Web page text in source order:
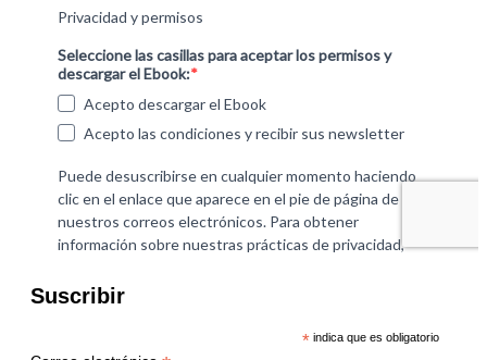
Suscribir
* indica que es obligatorio